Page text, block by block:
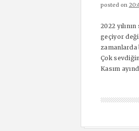
posted on
2022
geçiyor
zamanlarda
Çok
Kasım